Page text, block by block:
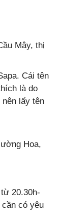
Mây, thị
Cái tên
là do
lấy tên
Hoa,
20.30h-
có yêu